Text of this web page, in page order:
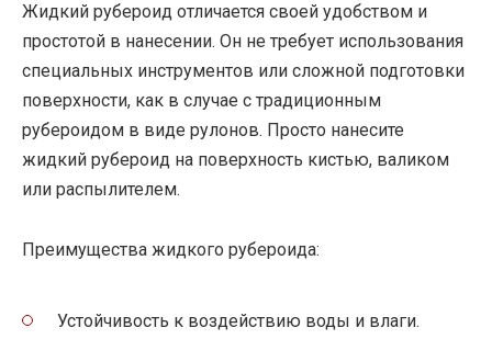
Жидкий рубероид отличается своей удобством и
простотой в нанесении. Он не требует использования
специальных инструментов или сложной подготовки
поверхности, как в случае с традиционным
рубероидом в виде рулонов. Просто нанесите
жидкий рубероид на поверхность кистью, валиком
или распылителем.
Преимущества жидкого рубероида:
Устойчивость к воздействию воды и влаги.